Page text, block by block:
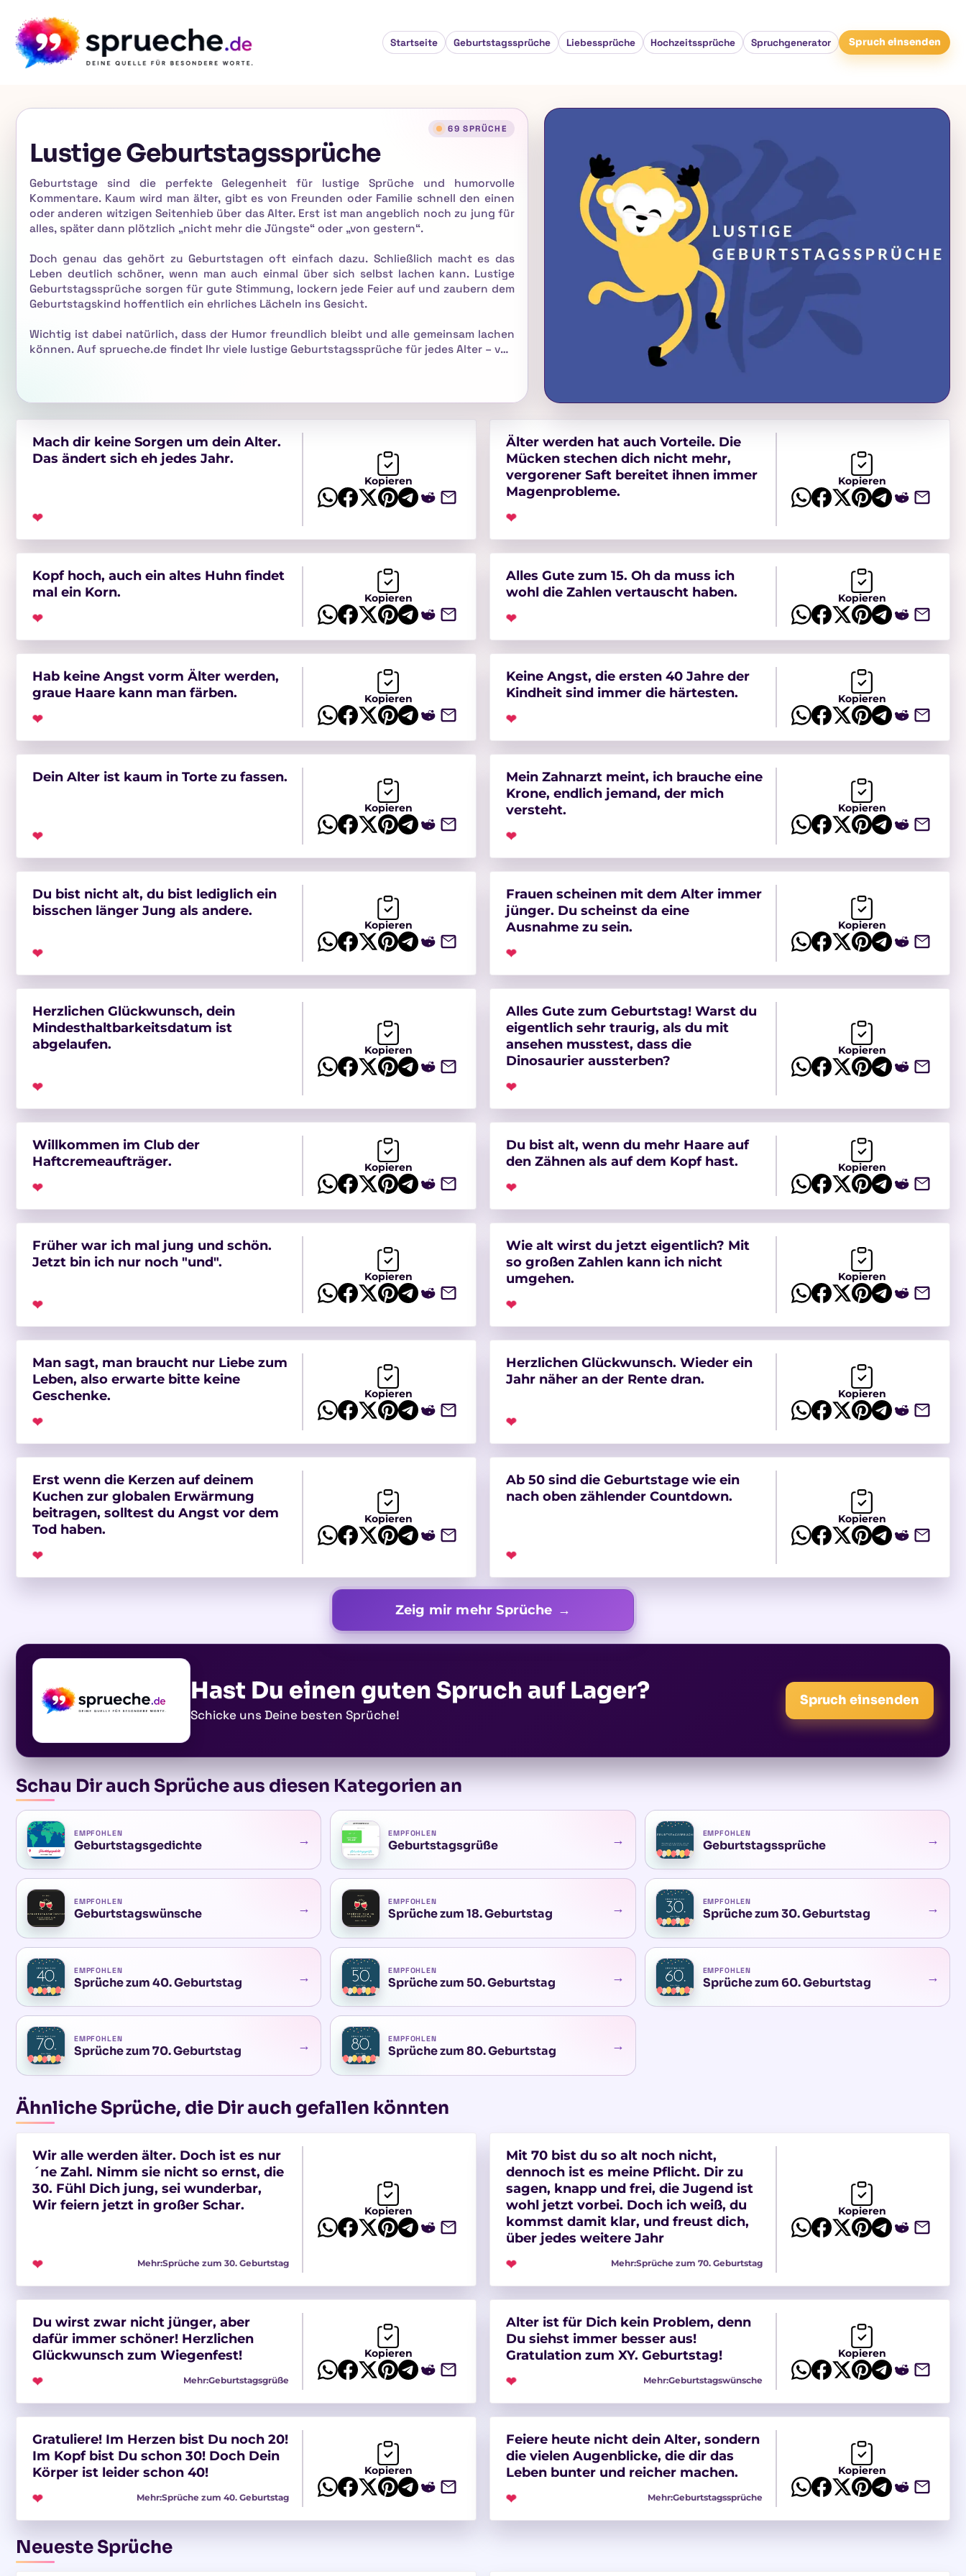
Startseite Geburtstagssprüche Liebessprüche Hochzeitssprüche Spruchgenerator Spruch einsenden
69 SPRÜCHE
Lustige Geburtstagssprüche
Geburtstage sind die perfekte Gelegenheit für lustige Sprüche und humorvolle
Kommentare. Kaum wird man älter, gibt es von Freunden oder Familie schnell den einen
oder anderen witzigen Seitenhieb über das Alter. Erst ist man angeblich noch zu jung für
alles, später dann plötzlich „nicht mehr die Jüngste“ oder „von gestern“.
Doch genau das gehört zu Geburtstagen oft einfach dazu. Schließlich macht es das
Leben deutlich schöner, wenn man auch einmal über sich selbst lachen kann. Lustige
Geburtstagssprüche sorgen für gute Stimmung, lockern jede Feier auf und zaubern dem
Geburtstagskind hoffentlich ein ehrliches Lächeln ins Gesicht.
Wichtig ist dabei natürlich, dass der Humor freundlich bleibt und alle gemeinsam lachen
können. Auf sprueche.de findet Ihr viele lustige Geburtstagssprüche für jedes Alter – von
Mach dir keine Sorgen um dein Alter.
Das ändert sich eh jedes Jahr.
❤
Kopieren
Älter werden hat auch Vorteile. Die
Mücken stechen dich nicht mehr,
vergorener Saft bereitet ihnen immer
Magenprobleme.
❤
Kopieren
Kopf hoch, auch ein altes Huhn findet
mal ein Korn.
❤
Kopieren
Alles Gute zum 15. Oh da muss ich
wohl die Zahlen vertauscht haben.
❤
Kopieren
Hab keine Angst vorm Älter werden,
graue Haare kann man färben.
❤
Kopieren
Keine Angst, die ersten 40 Jahre der
Kindheit sind immer die härtesten.
❤
Kopieren
Dein Alter ist kaum in Torte zu fassen.
❤
Kopieren
Mein Zahnarzt meint, ich brauche eine
Krone, endlich jemand, der mich
versteht.
❤
Kopieren
Du bist nicht alt, du bist lediglich ein
bisschen länger Jung als andere.
❤
Kopieren
Frauen scheinen mit dem Alter immer
jünger. Du scheinst da eine
Ausnahme zu sein.
❤
Kopieren
Herzlichen Glückwunsch, dein
Mindesthaltbarkeitsdatum ist
abgelaufen.
❤
Kopieren
Alles Gute zum Geburtstag! Warst du
eigentlich sehr traurig, als du mit
ansehen musstest, dass die
Dinosaurier aussterben?
❤
Kopieren
Willkommen im Club der
Haftcremeaufträger.
❤
Kopieren
Du bist alt, wenn du mehr Haare auf
den Zähnen als auf dem Kopf hast.
❤
Kopieren
Früher war ich mal jung und schön.
Jetzt bin ich nur noch "und".
❤
Kopieren
Wie alt wirst du jetzt eigentlich? Mit
so großen Zahlen kann ich nicht
umgehen.
❤
Kopieren
Man sagt, man braucht nur Liebe zum
Leben, also erwarte bitte keine
Geschenke.
❤
Kopieren
Herzlichen Glückwunsch. Wieder ein
Jahr näher an der Rente dran.
❤
Kopieren
Erst wenn die Kerzen auf deinem
Kuchen zur globalen Erwärmung
beitragen, solltest du Angst vor dem
Tod haben.
❤
Kopieren
Ab 50 sind die Geburtstage wie ein
nach oben zählender Countdown.
❤
Kopieren
Zeig mir mehr Sprüche
Hast Du einen guten Spruch auf Lager?
Schicke uns Deine besten Sprüche!
Spruch einsenden
Schau Dir auch Sprüche aus diesen Kategorien an
EMPFOHLEN
Geburtstagsgedichte → EMPFOHLEN
Geburtstagsgrüße → EMPFOHLEN
Geburtstagssprüche →
EMPFOHLEN
Geburtstagswünsche → EMPFOHLEN
Sprüche zum 18. Geburtstag → EMPFOHLEN
Sprüche zum 30. Geburtstag →
EMPFOHLEN
Sprüche zum 40. Geburtstag → EMPFOHLEN
Sprüche zum 50. Geburtstag → EMPFOHLEN
Sprüche zum 60. Geburtstag →
EMPFOHLEN
Sprüche zum 70. Geburtstag → EMPFOHLEN
Sprüche zum 80. Geburtstag →
Ähnliche Sprüche, die Dir auch gefallen könnten
Wir alle werden älter. Doch ist es nur
´ne Zahl. Nimm sie nicht so ernst, die
30. Fühl Dich jung, sei wunderbar,
Wir feiern jetzt in großer Schar.
❤ Mehr:Sprüche zum 30. Geburtstag
Kopieren
Mit 70 bist du so alt noch nicht,
dennoch ist es meine Pflicht. Dir zu
sagen, knapp und frei, die Jugend ist
wohl jetzt vorbei. Doch ich weiß, du
kommst damit klar, und freust dich,
über jedes weitere Jahr
❤ Mehr:Sprüche zum 70. Geburtstag
Kopieren
Du wirst zwar nicht jünger, aber
dafür immer schöner! Herzlichen
Glückwunsch zum Wiegenfest!
❤ Mehr:Geburtstagsgrüße
Kopieren
Alter ist für Dich kein Problem, denn
Du siehst immer besser aus!
Gratulation zum XY. Geburtstag!
❤ Mehr:Geburtstagswünsche
Kopieren
Gratuliere! Im Herzen bist Du noch 20!
Im Kopf bist Du schon 30! Doch Dein
Körper ist leider schon 40!
❤ Mehr:Sprüche zum 40. Geburtstag
Kopieren
Feiere heute nicht dein Alter, sondern
die vielen Augenblicke, die dir das
Leben bunter und reicher machen.
❤ Mehr:Geburtstagssprüche
Kopieren
Neueste Sprüche